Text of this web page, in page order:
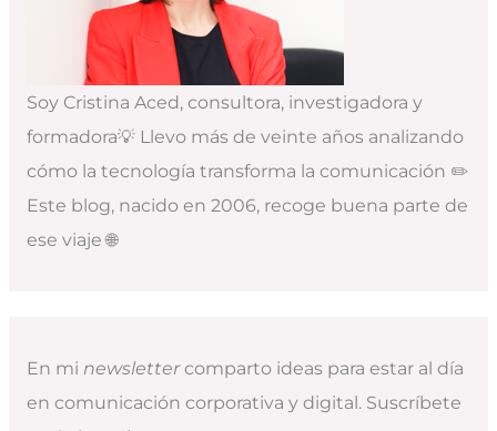
Soy Cristina Aced, consultora, investigadora y
formadora💡 Llevo más de veinte años analizando
cómo la tecnología transforma la comunicación ✏️
Este blog, nacido en 2006, recoge buena parte de
ese viaje 🌐
En mi newslettercomparto ideas para estar al día
en comunicación corporativa y digital. Suscríbete